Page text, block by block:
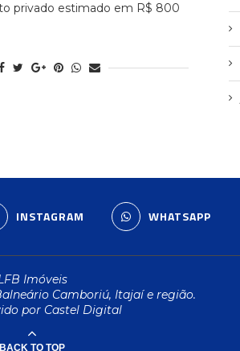
privado estimado em R$ 800
INSTAGRAM WHATSAPP
Imóveis
Camboriú, Itajaí e região.
por Castel Digital
BACK TO TOP